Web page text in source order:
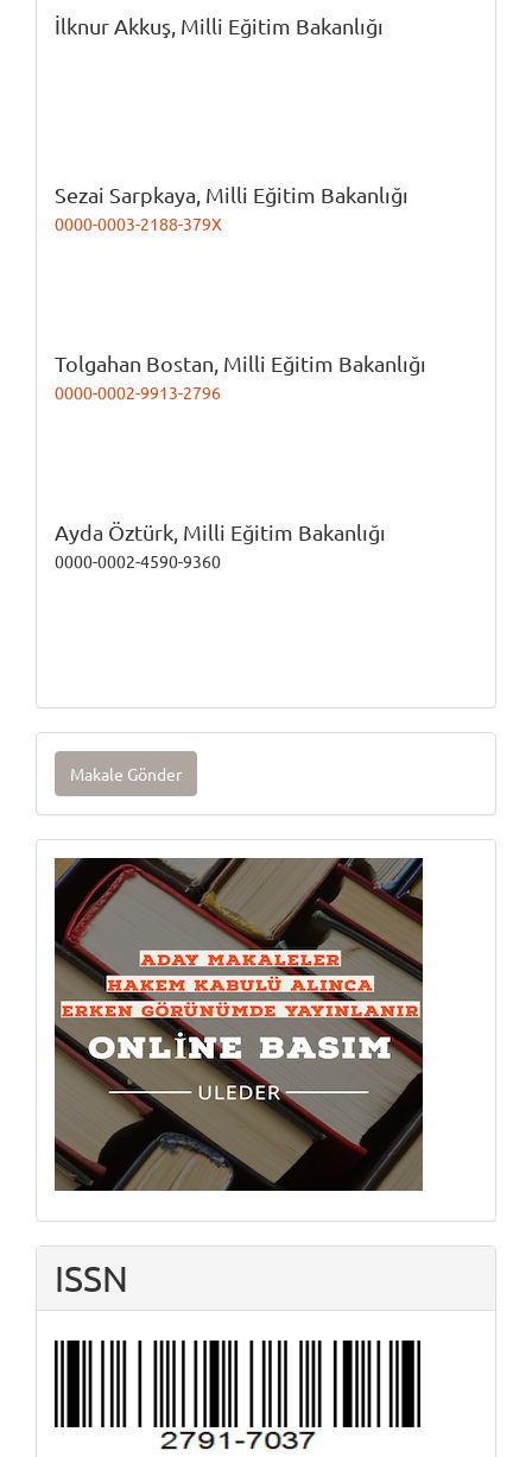
İlknur Akkuş, Milli Eğitim Bakanlığı
Sezai Sarpkaya, Milli Eğitim Bakanlığı
0000-0003-2188-379X
Tolgahan Bostan, Milli Eğitim Bakanlığı
0000-0002-9913-2796
Ayda Öztürk, Milli Eğitim Bakanlığı
0000-0002-4590-9360
Makale
Gönder
Makale Gönder
Onlinebasım
ISSN